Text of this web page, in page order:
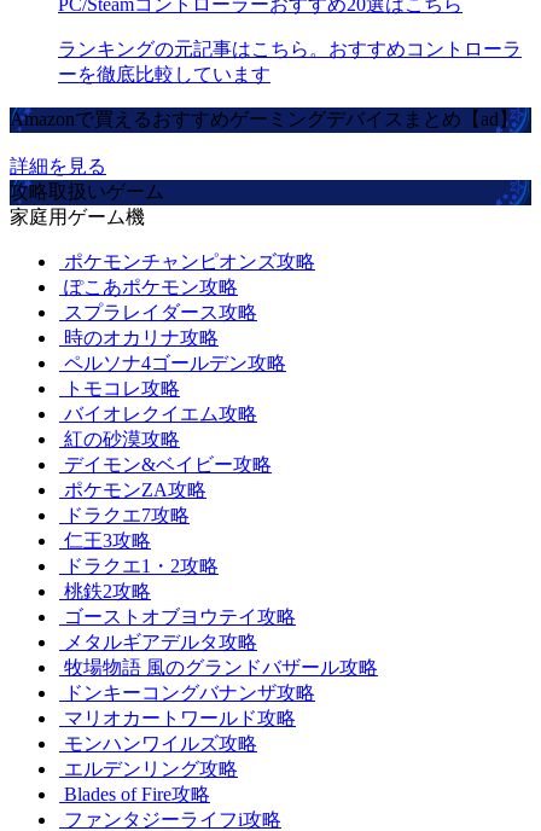
ランキングの元記事はこちら。おすすめコントローラ
ーを徹底比較しています
Amazonで買えるおすすめゲーミングデバイスまとめ【ad】
詳細を見る
攻略取扱いゲーム
家庭用ゲーム機
ポケモンチャンピオンズ攻略
ぽこあポケモン攻略
スプラレイダース攻略
時のオカリナ攻略
ペルソナ4ゴールデン攻略
トモコレ攻略
バイオレクイエム攻略
紅の砂漠攻略
デイモン&ベイビー攻略
ポケモンZA攻略
ドラクエ7攻略
仁王3攻略
ドラクエ1・2攻略
桃鉄2攻略
ゴーストオブヨウテイ攻略
メタルギアデルタ攻略
牧場物語 風のグランドバザール攻略
ドンキーコングバナンザ攻略
マリオカートワールド攻略
モンハンワイルズ攻略
エルデンリング攻略
Blades of Fire攻略
ファンタジーライフi攻略